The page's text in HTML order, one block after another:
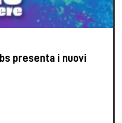
presenta i nuovi